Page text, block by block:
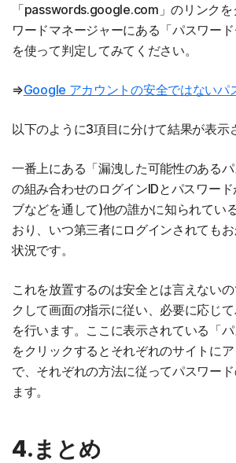
「passwords.google.com」のリンク
ワードマネージャーにある「パスワード
を使って判定してみてください。
⇒Google アカウントの安全ではないパ
以下のように3項目に分けて結果が表示
一番上にある「漏洩した可能性のある
の組み合わせのログインIDとパスワー
ブなどを通して)他の誰かに知られてい
おり、いつ第三者にログインされても
状況です。
これを放置するのは安全とは言えない
クして画面の指示に従い、必要に応じ
を行います。ここに表示されている「パ
をクリックするとそれぞれのサイトに
で、それぞれの方法に従ってパスワー
ます。
4.まとめ